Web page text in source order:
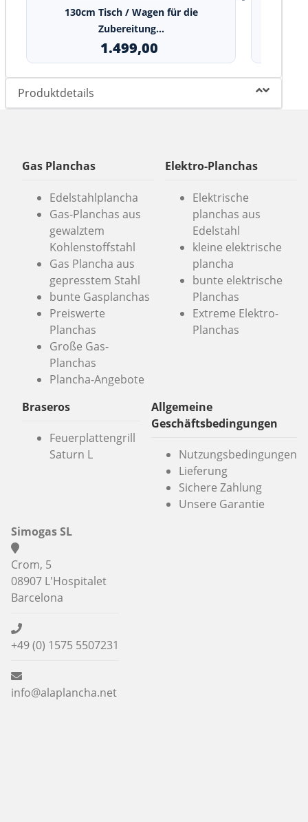
130cm Tisch / Wagen für die
Zubereitung...
1.499,00
Produktdetails
Gas Planchas
Edelstahlplancha
Gas-Planchas aus
gewalztem
Kohlenstoffstahl
Gas Plancha aus
gepresstem Stahl
bunte Gasplanchas
Preiswerte
Planchas
Große Gas-
Planchas
Plancha-Angebote
Elektro-Planchas
Elektrische
planchas aus
Edelstahl
kleine elektrische
plancha
bunte elektrische
Planchas
Extreme Elektro-
Planchas
Braseros
Feuerplattengrill
Saturn L
Allgemeine
Geschäftsbedingungen
Nutzungsbedingungen
Lieferung
Sichere Zahlung
Unsere Garantie
Simogas SL
Crom, 5
08907 L'Hospitalet
Barcelona
+49 (0) 1575 5507231
info@alaplancha.net